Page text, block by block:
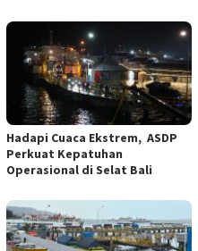
Hadapi Cuaca Ekstrem, ASDP
Perkuat Kepatuhan
Operasional di Selat Bali